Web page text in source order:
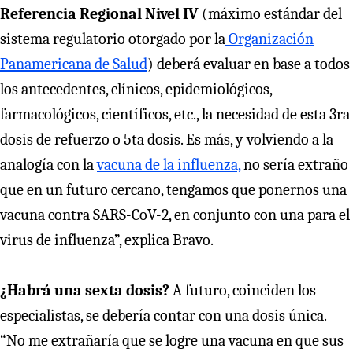
Referencia Regional Nivel IV (máximo estándar del
sistema regulatorio otorgado por laOrganización
Panamericana de Salud) deberá evaluar en base a todos
los antecedentes, clínicos, epidemiológicos,
farmacológicos, científicos, etc., la necesidad de esta 3ra
dosis de refuerzo o 5ta dosis. Es más, y volviendo a la
analogía con lavacuna de la influenza,no sería extraño
que en un futuro cercano, tengamos que ponernos una
vacuna contra SARS-CoV-2, en conjunto con una para el
virus de influenza”, explica Bravo.
¿Habrá una sexta dosis? A futuro, coinciden los
especialistas, se debería contar con una dosis única.
“No me extrañaría que se logre una vacuna en que sus